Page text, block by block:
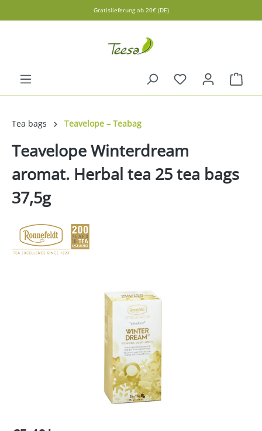
Gratislieferung ab 20€ (DE)
Tea bags Teavelope – Teabag
Teavelope Winterdream
aromat. Herbal tea 25 tea bags
37,5g